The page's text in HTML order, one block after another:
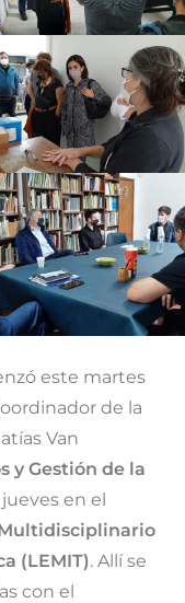
este martes
de la
Van
y Gestión de la
en el
(LEMIT). Allí se
con el